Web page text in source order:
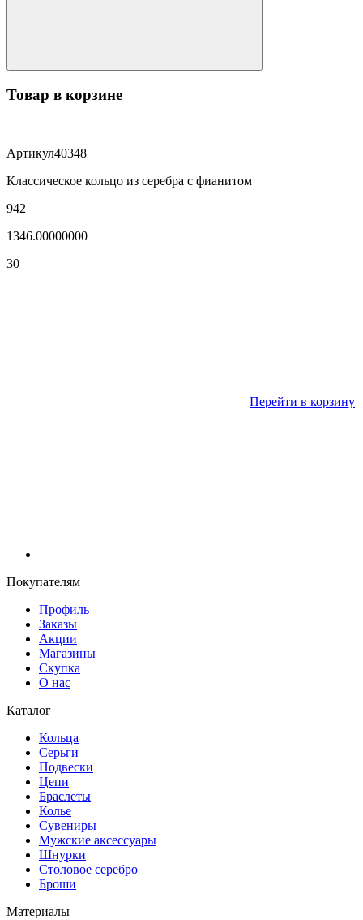
Товар в корзине
Артикул40348
Классическое кольцо из серебра с фианитом
942
1346.00000000
30
Перейти в корзину
Покупателям
Профиль
Заказы
Акции
Магазины
Скупка
О нас
Каталог
Кольца
Серьги
Подвески
Цепи
Браслеты
Колье
Сувениры
Мужские аксессуары
Шнурки
Столовое серебро
Броши
Материалы